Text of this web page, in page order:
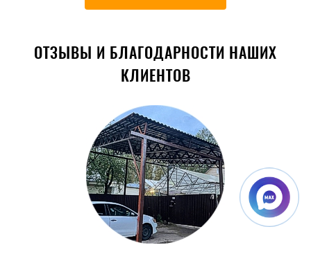
ОТЗЫВЫ И БЛАГОДАРНОСТИ НАШИХ
КЛИЕНТОВ